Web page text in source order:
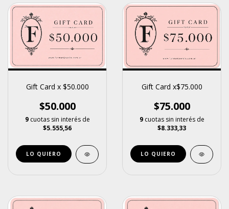
Gift Card x $50.000
$50.000
9 cuotas sin interés de
$5.555,56
LO QUIERO
Gift Card x$75.000
$75.000
9 cuotas sin interés de
$8.333,33
LO QUIERO